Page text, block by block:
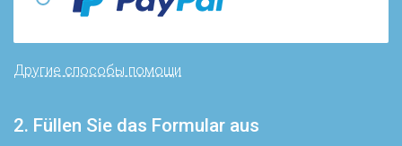
Другие способы помощи
2. Füllen Sie das Formular aus